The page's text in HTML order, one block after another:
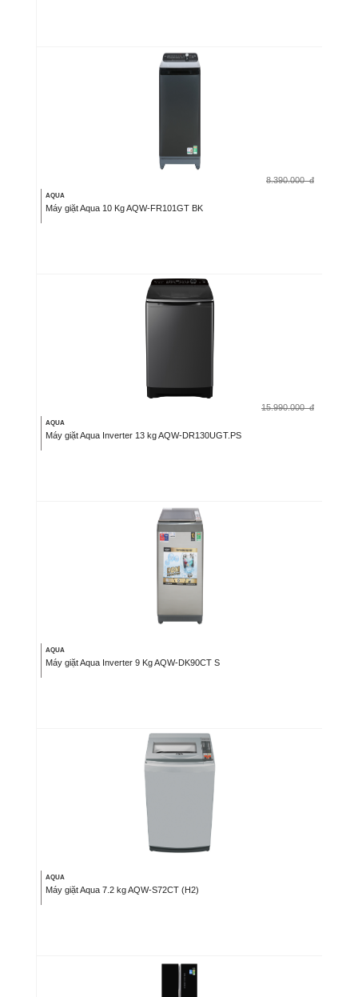
8.390.000 đ
AQUA
Máy giặt Aqua 10 Kg AQW-FR101GT BK
15.990.000 đ
AQUA
Máy giặt Aqua Inverter 13 kg AQW-DR130UGT.PS
AQUA
Máy giặt Aqua Inverter 9 Kg AQW-DK90CT S
AQUA
Máy giặt Aqua 7.2 kg AQW-S72CT (H2)